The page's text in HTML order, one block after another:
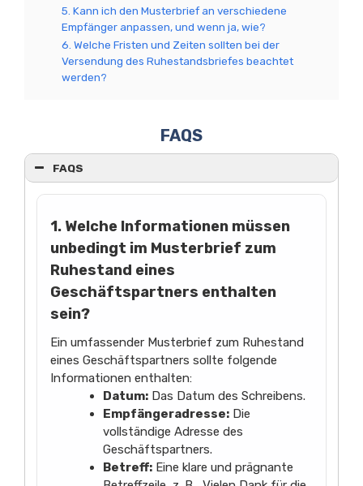
5. Kann ich den Musterbrief an verschiedene
Empfänger anpassen, und wenn ja, wie?
6. Welche Fristen und Zeiten sollten bei der
Versendung des Ruhestandsbriefes beachtet
werden?
FAQS
FAQS
1. Welche Informationen müssen
unbedingt im Musterbrief zum
Ruhestand eines
Geschäftspartners enthalten
sein?
Ein umfassender Musterbrief zum Ruhestand
eines Geschäftspartners sollte folgende
Informationen enthalten:
Datum: Das Datum des Schreibens.
Empfängeradresse: Die
vollständige Adresse des
Geschäftspartners.
Betreff: Eine klare und prägnante